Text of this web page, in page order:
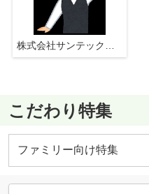
こだわり特集
ファミリー向け特集